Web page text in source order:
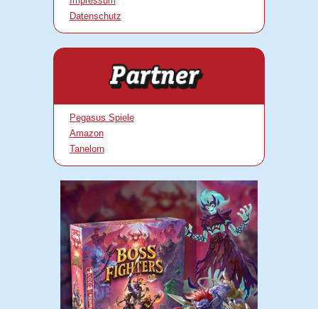
Datenschutz
Pegasus Spiele
Amazon
Tanelorn